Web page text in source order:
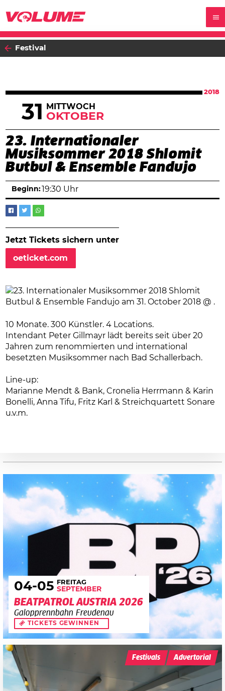
Festival
2018
31 MITTWOCH
OKTOBER
23. Internationaler
Musiksommer 2018 Shlomit
Butbul & Ensemble Fandujo
Jetzt Tickets sichern unter
oeticket.com
Beginn: 19:30 Uhr
10 Monate. 300 Künstler. 4 Locations.
Intendant Peter Gillmayr lädt bereits seit über 20
Jahren zum renommierten und international
besetzten Musiksommer nach Bad Schallerbach.
Line-up:
Marianne Mendt & Bank, Cronelia Herrmann & Karin
Bonelli, Anna Tifu, Fritz Karl & Streichquartett Sonare
u.v.m.
04-05 FREITAG
SEPTEMBER
BEATPATROL AUSTRIA 2026
Galopprennbahn Freudenau
TICKETS GEWINNEN
Festivals Advertorial